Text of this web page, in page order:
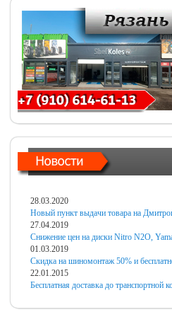
28.03.2020
Новый пункт выдачи товара на
27.04.2019
Снижение цен на диски Nitro N2O,
01.03.2019
Скидка на шиномонтаж 50% и
22.01.2015
Бесплатная доставка до транспортной